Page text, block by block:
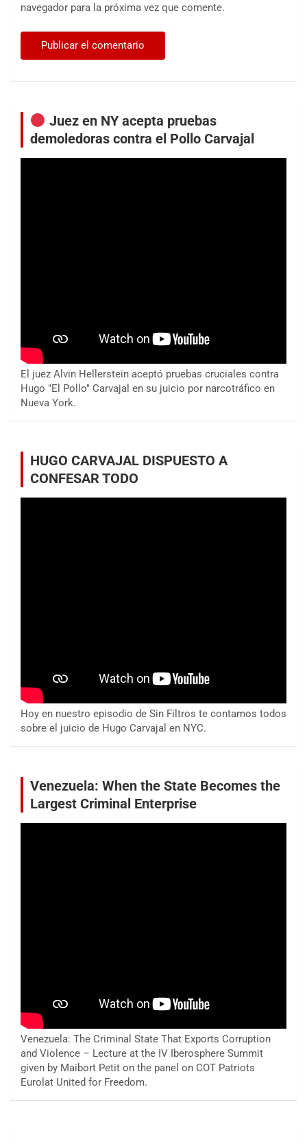
navegador para la próxima vez que comente.
Juez en NY acepta pruebas
demoledoras contra el Pollo Carvajal
El juez Alvin Hellerstein aceptó pruebas cruciales contra
Hugo "El Pollo" Carvajal en su juicio por narcotráfico en
Nueva York.
HUGO CARVAJAL DISPUESTO A
CONFESAR TODO
Hoy en nuestro episodio de Sin Filtros te contamos todos
sobre el juicio de Hugo Carvajal en NYC.
Venezuela: When the State Becomes the
Largest Criminal Enterprise
Venezuela: The Criminal State That Exports Corruption
and Violence – Lecture at the IV Iberosphere Summit
given by Maibort Petit on the panel on COT Patriots
Eurolat United for Freedom.